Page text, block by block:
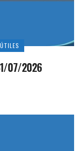
07/2026